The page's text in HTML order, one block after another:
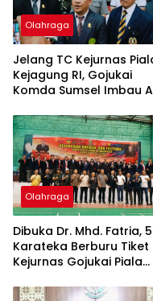
Olahraga
Jelang TC Kejurnas
Kejagung RI, Gojukai
Komda Sumsel Imbau
Olahraga
Dibuka Dr. Mhd. Fatria,
Karateka Berburu Tiket
Kejurnas Gojukai Piala
Sumsel 2026